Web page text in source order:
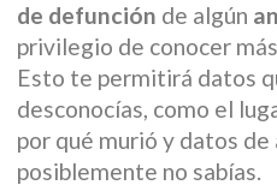
de defunción de algún
privilegio de conocer
Esto te permitirá datos
desconocías, como el
por qué murió y datos
posiblemente no sabías.